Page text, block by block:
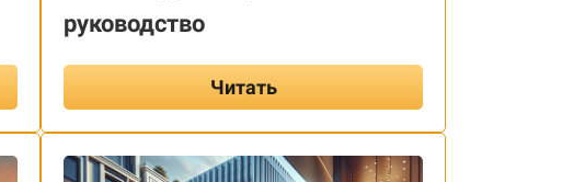
руководство
Читать